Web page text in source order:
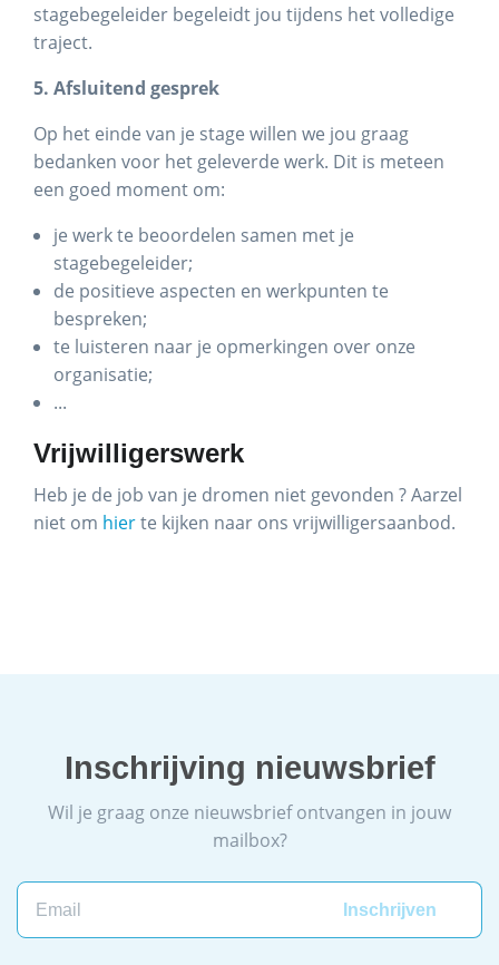
stagebegeleider begeleidt jou tijdens het volledige
traject.
5. Afsluitend gesprek
Op het einde van je stage willen we jou graag
bedanken voor het geleverde werk. Dit is meteen
een goed moment om:
je werk te beoordelen samen met je
stagebegeleider;
de positieve aspecten en werkpunten te
bespreken;
te luisteren naar je opmerkingen over onze
organisatie;
...
Vrijwilligerswerk
Heb je de job van je dromen niet gevonden ? Aarzel
niet om hierte kijken naar ons vrijwilligersaanbod.
Inschrijving nieuwsbrief
Wil je graag onze nieuwsbrief ontvangen in jouw
mailbox?